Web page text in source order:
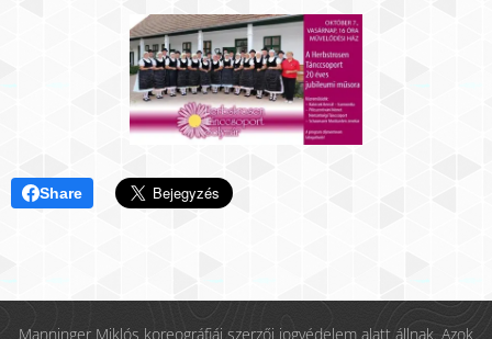
Share
Manninger Miklós koreográfiái szerzői jogvédelem alatt állnak. Azok